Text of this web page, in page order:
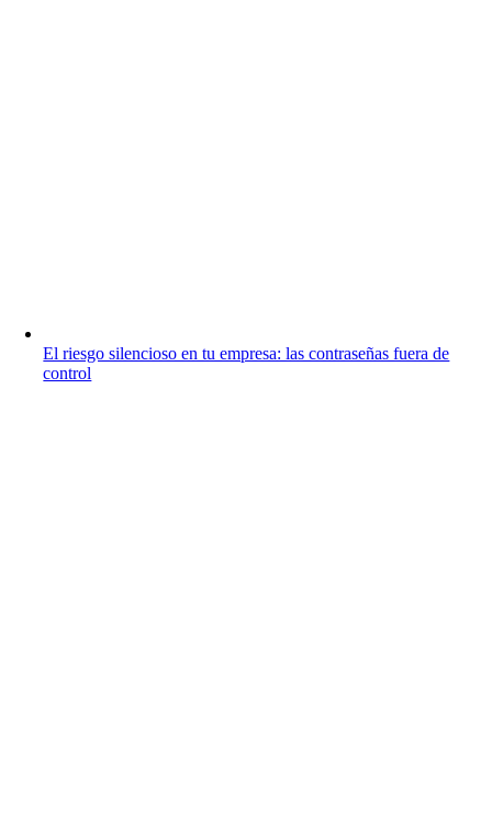
El riesgo silencioso en tu empresa: las contraseñas fuera de
control